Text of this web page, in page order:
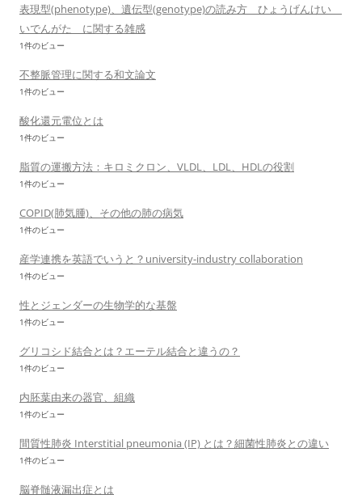
表現型(phenotype)、遺伝型(genotype)の読み方 ひょうげんけい
いでんがた に関する雑感
1件のビュー
不整脈管理に関する和文論文
1件のビュー
酸化還元電位とは
1件のビュー
脂質の運搬方法：キロミクロン、VLDL、LDL、HDLの役割
1件のビュー
COPID(肺気腫)、その他の肺の病気
1件のビュー
産学連携を英語でいうと？university-industry collaboration
1件のビュー
性とジェンダーの生物学的な基盤
1件のビュー
グリコシド結合とは？エーテル結合と違うの？
1件のビュー
内胚葉由来の器官、組織
1件のビュー
間質性肺炎 Interstitial pneumonia (IP) とは？細菌性肺炎との違い
1件のビュー
脳脊髄液漏出症とは